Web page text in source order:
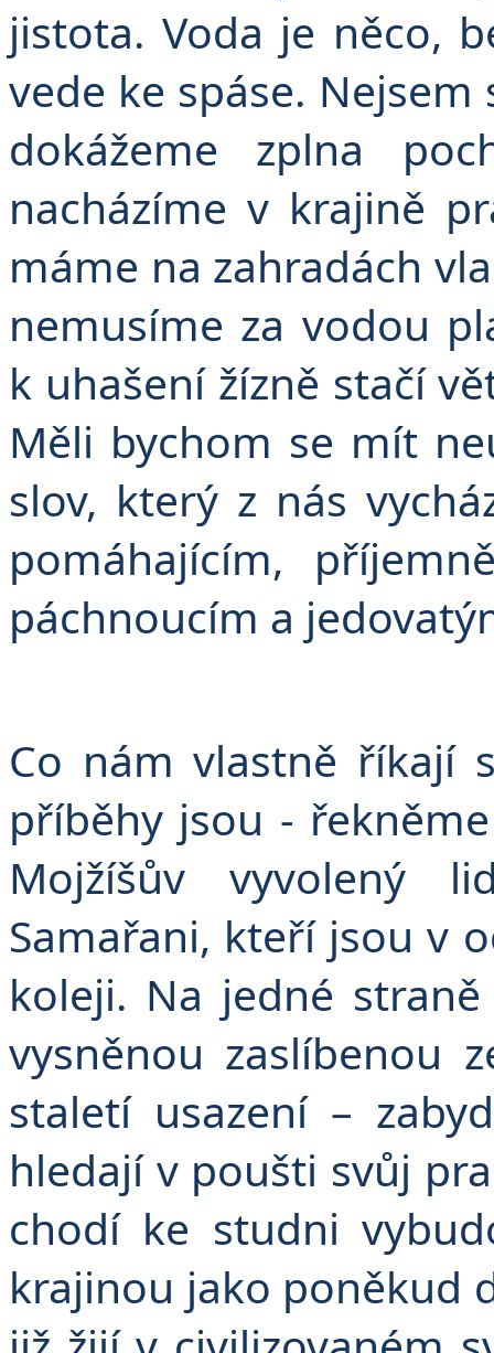
jistota. Voda je něco,
vede ke spáse.
dokážeme zplna
nacházíme v krajině
máme na zahradách
nemusíme za vodou
k uhašení žízně stačí
Měli bychom se mít
slov, který z nás
pomáhajícím,
páchnoucím a
Co nám vlastně říkají
příběhy jsou -
Mojžíšův vyvolený
Samařani, kteří jsou v
koleji. Na jedné
vysněnou zaslíbenou
staletí usazení –
hledají v poušti svůj
chodí ke studni
krajinou jako poněkud